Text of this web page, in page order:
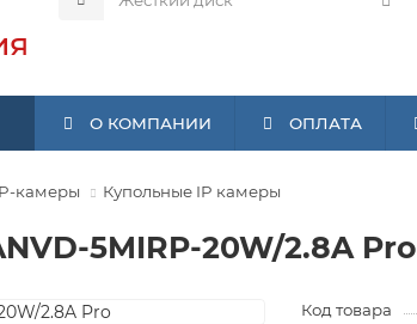
О КОМПАНИИ ОПЛАТА
камеры Купольные IP камеры
5MIRP-20W/2.8A Pro
Код товара